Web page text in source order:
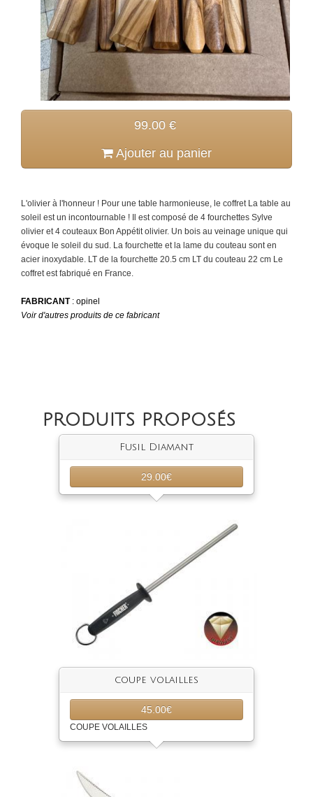
99.00 €
Ajouter au panier
L'olivier à l'honneur ! Pour une table harmonieuse, le coffret La table au
soleil est un incontournable ! Il est composé de 4 fourchettes Sylve
olivier et 4 couteaux Bon Appétit olivier. Un bois au veinage unique qui
évoque le soleil du sud. La fourchette et la lame du couteau sont en
acier inoxydable. LT de la fourchette 20.5 cm LT du couteau 22 cm Le
coffret est fabriqué en France.
FABRICANT: opinel
Voir d'autres produits de ce fabricant
PRODUITS PROPOSÉS
Fusil Diamant
29.00€
coupe volailles
45.00€
COUPE VOLAILLES